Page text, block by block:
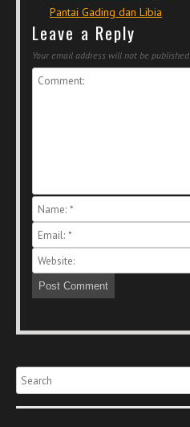
Pantai Gading dan Libia
Leave a Reply
Your email address will not be published.
Search